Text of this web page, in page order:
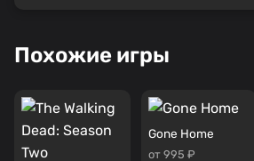
Похожие игры
Gone Home
от 995 ₽